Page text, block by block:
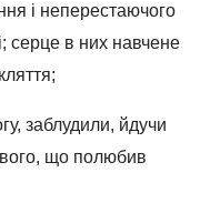
і неперестаючого
серце в них навчене
заблудили, йдучи
що полюбив